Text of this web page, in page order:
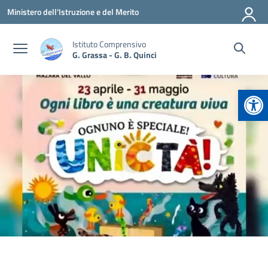
Vai ai contenuti
Vai al menu di navigazione
Vai al footer
Ministero dell'Istruzione e del Merito
Istituto Comprensivo
G. Grassa - G. B. Quinci